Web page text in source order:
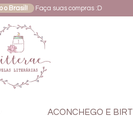
o Brasil! Faça suas compras :D
ACONCHEGO E